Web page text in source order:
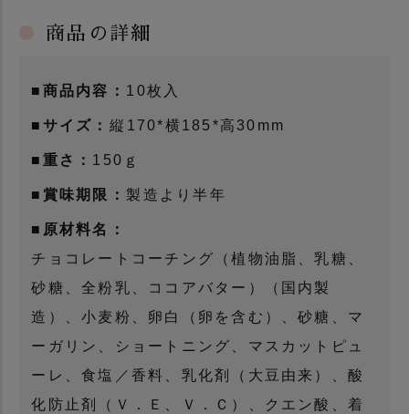
商品の詳細
■商品内容： 10枚入
■サイズ： 縦170*横185*高30mm
■重さ： 150ｇ
■賞味期限： 製造より半年
■原材料名：
チョコレートコーチング（植物油脂、乳糖、
砂糖、全粉乳、ココアバター）（国内製
造）、小麦粉、卵白（卵を含む）、砂糖、マ
ーガリン、ショートニング、マスカットピュ
ーレ、食塩／香料、乳化剤（大豆由来）、酸
化防止剤（Ｖ．Ｅ、Ｖ．Ｃ）、クエン酸、着